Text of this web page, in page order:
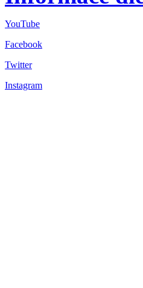
YouTube
Facebook
Twitter
Instagram